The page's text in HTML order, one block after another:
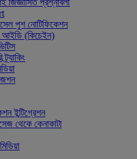
প্রশ্নাবলী
পুশ নোটিফিকেশন
আইডি (কিচেইন)
ইন্টিগ্রেশন
থেকে কেনাকাটা